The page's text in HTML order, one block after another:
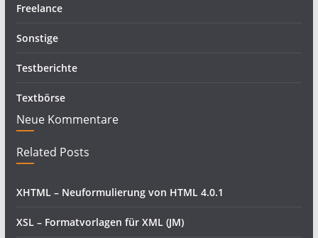
Freelance
Sonstige
Testberichte
Textbörse
Neue Kommentare
Related Posts
XHTML – Neuformulierung von HTML 4.0.1
XSL – Formatvorlagen für XML (JM)